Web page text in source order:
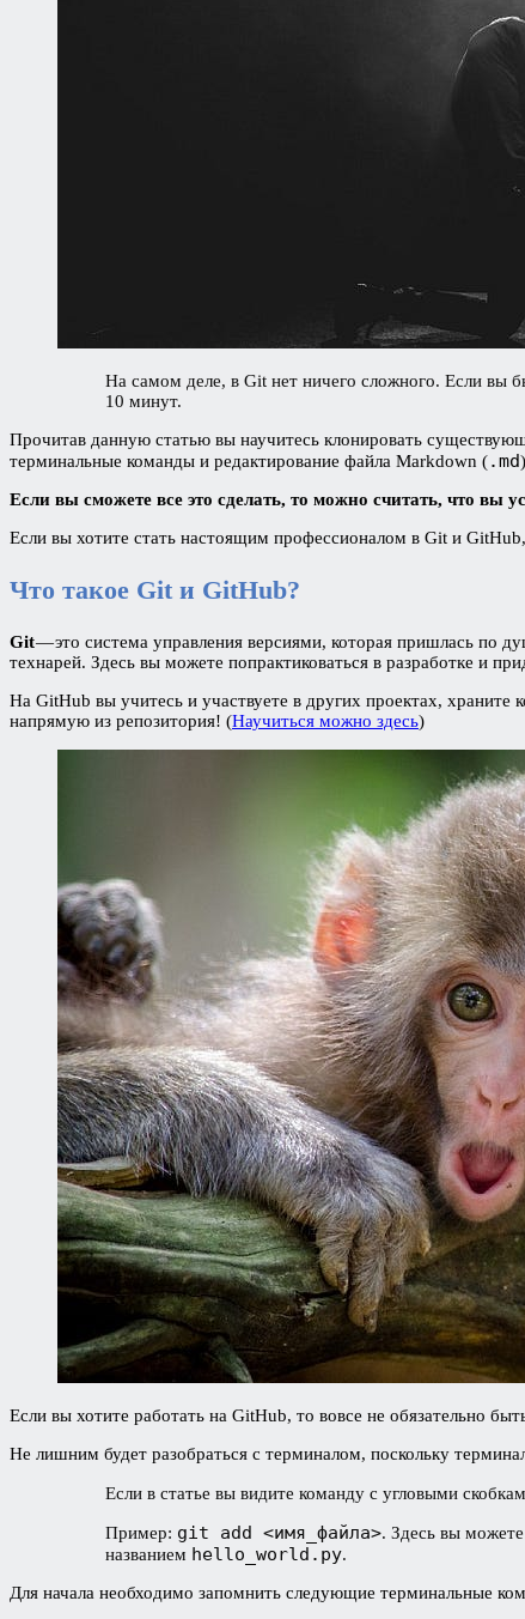
На самом деле, в Git нет ничего сложного. Если вы
10 минут.
Прочитав данную статью вы научитесь клонировать
терминальные команды и редактирование файла Markdown (.md
Если вы сможете все это сделать, то можно считать, что вы
Если вы хотите стать настоящим профессионалом в Git и
Что такое Git и GitHub?
Git— это система управления версиями, которая пришлась по
технарей. Здесь вы можете попрактиковаться в разработке и
На GitHub вы учитесь и участвуете в других проектах,
напрямую из репозитория! (Научиться можно здесь)
Если вы хотите работать на GitHub, то вовсе не обязательно
Не лишним будет разобраться с терминалом, поскольку
Если в статье вы видите команду с угловыми
Пример: git add <имя_файла>. Здесь вы
названием hello_world.py.
Для начала необходимо запомнить следующие терминальные